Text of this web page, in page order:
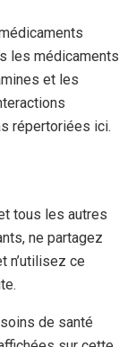
les médicaments
et les
répertoriées ici.
tous les autres
ne partagez
n’utilisez ce
de santé